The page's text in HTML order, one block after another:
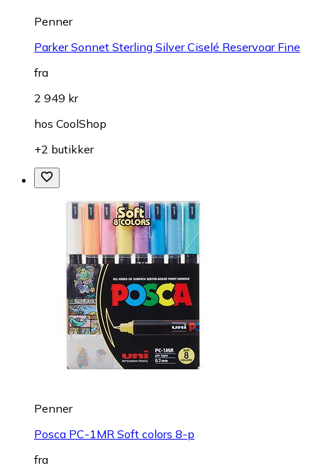
Penner
Parker Sonnet Sterling Silver Ciselé Reservoar Fine
fra
2 949 kr
hos CoolShop
+2 butikker
Penner
Posca PC-1MR Soft colors 8-p
fra